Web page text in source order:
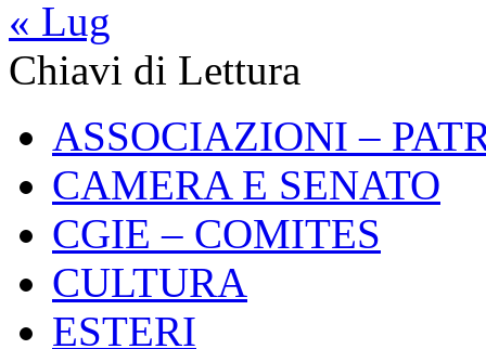
« Lug
Chiavi di Lettura
ASSOCIAZIONI –
CAMERA E SENATO
CGIE – COMITES
CULTURA
ESTERI